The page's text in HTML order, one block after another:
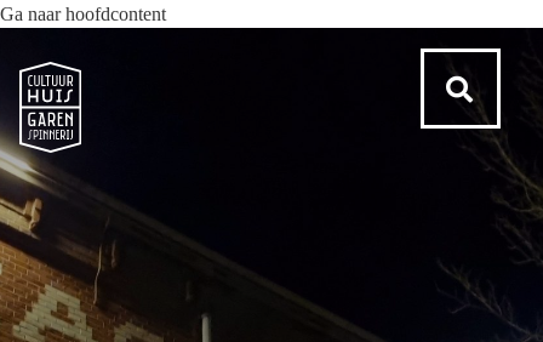
Ga naar hoofdcontent